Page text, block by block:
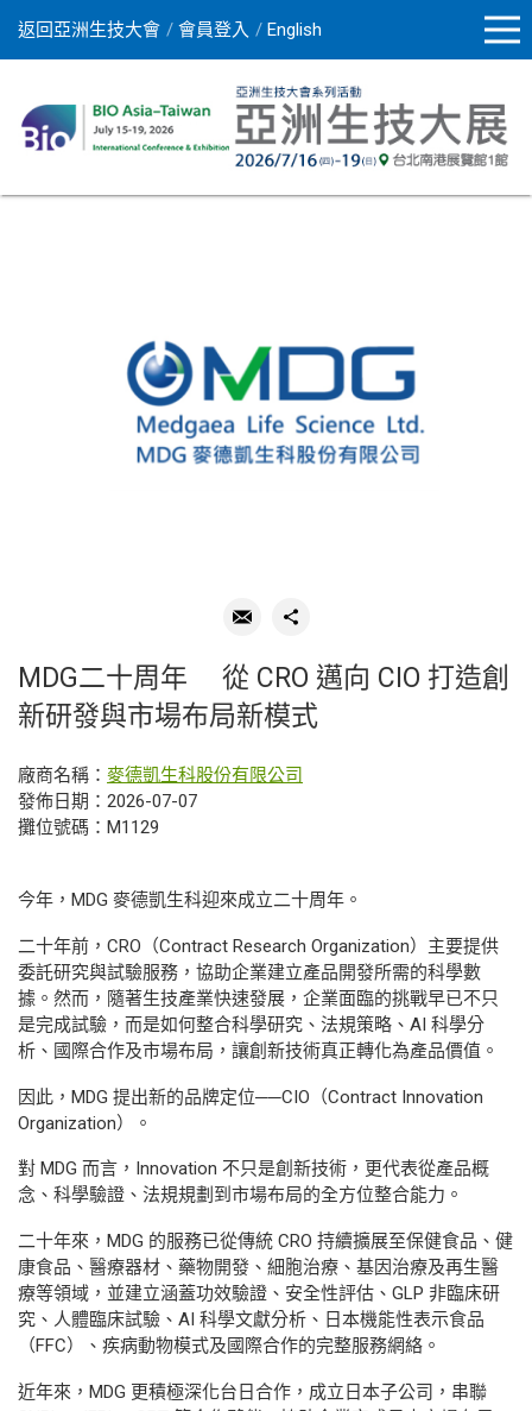
返回亞洲生技大會 會員登入 English
MDG二十周年 從 CRO 邁向 CIO 打造創
新研發與市場布局新模式
廠商名稱： 麥德凱生科股份有限公司
發佈日期：2026-07-07
攤位號碼：M1129
今年，MDG 麥德凱生科迎來成立二十周年。
二十年前，CRO（Contract Research Organization）主要提供
委託研究與試驗服務，協助企業建立產品開發所需的科學數
據。然而，隨著生技產業快速發展，企業面臨的挑戰早已不只
是完成試驗，而是如何整合科學研究、法規策略、AI 科學分
析、國際合作及市場布局，讓創新技術真正轉化為產品價值。
因此，MDG 提出新的品牌定位──CIO（Contract Innovation
Organization）。
對 MDG 而言，Innovation 不只是創新技術，更代表從產品概
念、科學驗證、法規規劃到市場布局的全方位整合能力。
二十年來，MDG 的服務已從傳統 CRO 持續擴展至保健食品、健
康食品、醫療器材、藥物開發、細胞治療、基因治療及再生醫
療等領域，並建立涵蓋功效驗證、安全性評估、GLP 非臨床研
究、人體臨床試驗、AI 科學文獻分析、日本機能性表示食品
（FFC）、疾病動物模式及國際合作的完整服務網絡。
近年來，MDG 更積極深化台日合作，成立日本子公司，串聯